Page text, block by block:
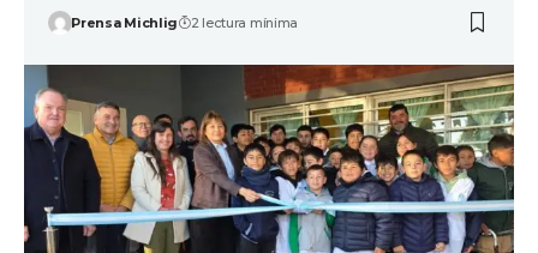
Prensa Michlig 2 lectura mínima